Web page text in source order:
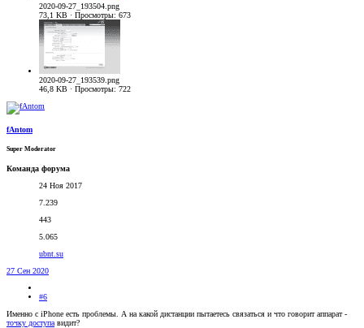
2020-09-27_193504.png
73,1 KB · Просмотры: 673
2020-09-27_193539.png
46,8 KB · Просмотры: 722
fAntom
Super Moderator
Команда форума
24 Ноя 2017
7.239
443
5.065
ubnt.su
27 Сен 2020
#6
Именно с iPhone есть проблемы. А на какой дистанции пытаетесь связаться и что говорит аппарат -
точку доступа видит?